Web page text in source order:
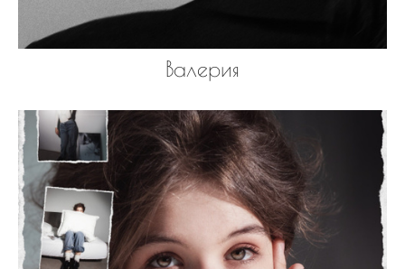
Валерия